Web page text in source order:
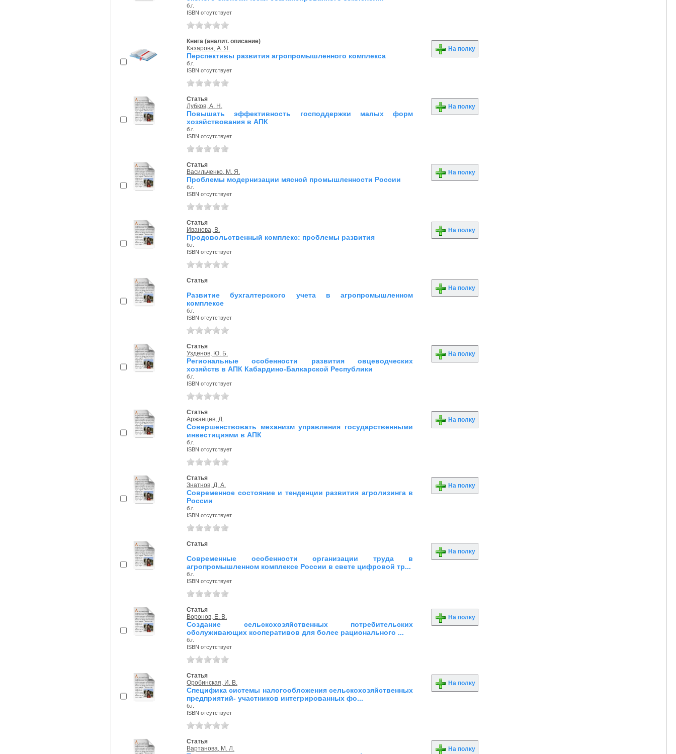
б.г.
ISBN отсутствует
Книга (аналит. описание)
Казарова, А. Я.
Перспективы развития агропромышленного комплекса
б.г.
ISBN отсутствует
На полку
Статья
Лубков, А. Н.
Повышать эффективность господдержки малых форм
хозяйствования в АПК
б.г.
ISBN отсутствует
На полку
Статья
Васильченко, М. Я.
Проблемы модернизации мясной промышленности России
б.г.
ISBN отсутствует
На полку
Статья
Иванова, В.
Продовольственный комплекс: проблемы развития
б.г.
ISBN отсутствует
На полку
Статья
Развитие бухгалтерского учета в агропромышленном
комплексе
б.г.
ISBN отсутствует
На полку
Статья
Узденов, Ю. Б.
Региональные особенности развития овцеводческих
хозяйств в АПК Кабардино-Балкарской Республики
б.г.
ISBN отсутствует
На полку
Статья
Аржанцев, Д.
Совершенствовать механизм управления государственными
инвестициями в АПК
б.г.
ISBN отсутствует
На полку
Статья
Знатнов, Д. А.
Современное состояние и тенденции развития агролизинга в
России
б.г.
ISBN отсутствует
На полку
Статья
Современные особенности организации труда в
агропромышленном комплексе России в свете цифровой тр...
б.г.
ISBN отсутствует
На полку
Статья
Воронов, Е. В.
Создание сельскохозяйственных потребительских
обслуживающих кооперативов для более рационального ...
б.г.
ISBN отсутствует
На полку
Статья
Оробинская, И. В.
Специфика системы налогообложения сельскохозяйственных
предприятий- участников интегрированных фо...
б.г.
ISBN отсутствует
На полку
Статья
Вартанова, М. Л.
На полку